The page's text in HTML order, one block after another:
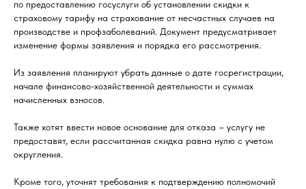
по предоставлению госуслуги об установлении скидки к
страховому тарифу на страхование от несчастных случаев на
производстве и профзаболеваний. Документ предусматривает
изменение формы заявления и порядка его рассмотрения.
Из заявления планируют убрать данные о дате госрегистрации,
начале финансово-хозяйственной деятельности и суммах
начисленных взносов.
Также хотят ввести новое основание для отказа – услугу не
предоставят, если рассчитанная скидка равна нулю с учетом
округления.
Кроме того, уточнят требования к подтверждению полномочий